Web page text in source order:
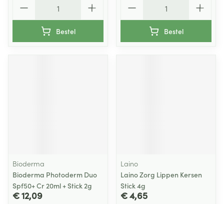
Bestel Bestel
Bioderma
Bioderma Photoderm Duo
Spf50+ Cr 20ml + Stick 2g
€ 12,09
Laino
Laino Zorg Lippen Kersen
Stick 4g
€ 4,65